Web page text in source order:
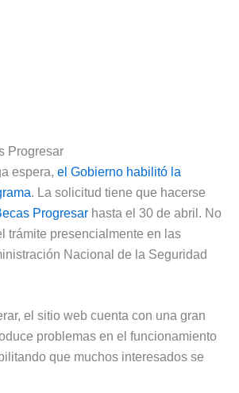
Progresar
espera, el Gobierno habilitó la
. La solicitud tiene que hacerse
Progresar hasta el 30 de abril. No
trámite presencialmente en las
Nacional de la Seguridad
el sitio web cuenta con una gran
problemas en el funcionamiento
que muchos interesados se